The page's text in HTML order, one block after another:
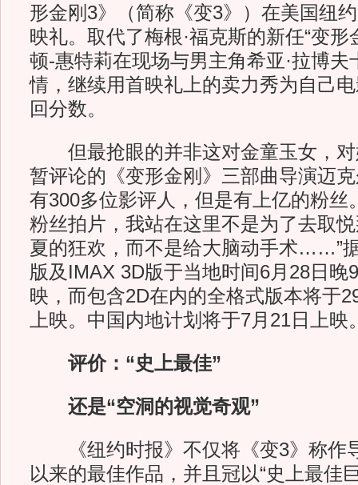
形金刚3》（简称《变3》）在美国纽
映礼。取代了梅根·福克斯的新任“变形
顿-惠特莉在现场与男主角希亚·拉博夫
情，继续用首映礼上的卖力秀为自己
回分数。
但最抢眼的并非这对金童玉女，对
暂评论的《变形金刚》三部曲导演迈克
有300多位影评人，但是有上亿的粉丝
粉丝拍片，我站在这里不是为了去取
夏的狂欢，而不是给大脑动手术……”
版及IMAX 3D版于当地时间6月28日晚
映，而包含2D在内的全格式版本将于
上映。中国内地计划将于7月21日上映
评价：“史上最佳”
还是“空洞的视觉奇观”
《纽约时报》不仅将《变3》称作
以来的最佳作品，并且冠以“史上最佳